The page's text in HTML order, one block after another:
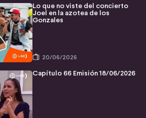
Lo que no viste del concierto
Joel en la azotea de los
Gonzales
20/06/2026
Capítulo 66 Emisión 18/06/2026